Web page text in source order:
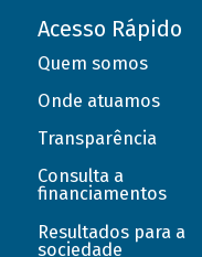
Acesso Rápido
Quem somos
Onde atuamos
Transparência
Consulta a
financiamentos
Resultados para a
sociedade